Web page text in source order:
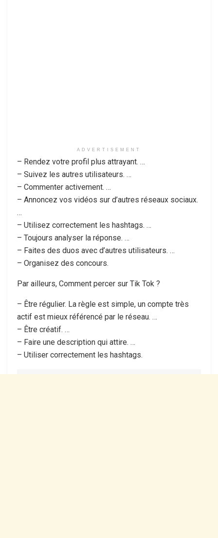
ADVERTISEMENT
– Rendez votre profil plus attrayant. …
– Suivez les autres utilisateurs. …
– Commenter activement. …
– Annoncez vos vidéos sur d’autres réseaux sociaux.
…
– Utilisez correctement les hashtags. …
– Toujours analyser la réponse. …
– Faites des duos avec d’autres utilisateurs. …
– Organisez des concours.
Par ailleurs, Comment percer sur Tik Tok ?
– Être régulier. La règle est simple, un compte très
actif est mieux référencé par le réseau. …
– Être créatif. …
– Faire une description qui attire. …
– Utiliser correctement les hashtags.